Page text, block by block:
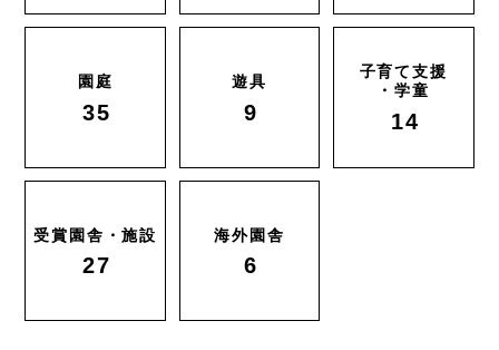
園庭
35
遊具
9
子育て支援
・学童
14
受賞園舎・施設
27
海外園舎
6